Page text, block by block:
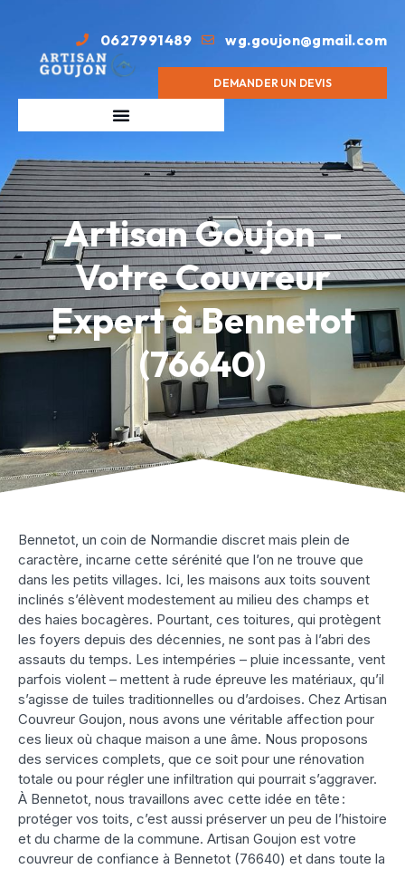
0627991489 wg.goujon@gmail.com
DEMANDER UN DEVIS
Artisan Goujon –
Votre Couvreur
Expert à Bennetot
(76640)
Bennetot, un coin de Normandie discret mais plein de
caractère, incarne cette sérénité que l’on ne trouve que
dans les petits villages. Ici, les maisons aux toits souvent
inclinés s’élèvent modestement au milieu des champs et
des haies bocagères. Pourtant, ces toitures, qui protègent
les foyers depuis des décennies, ne sont pas à l’abri des
assauts du temps. Les intempéries – pluie incessante, vent
parfois violent – mettent à rude épreuve les matériaux, qu’il
s’agisse de tuiles traditionnelles ou d’ardoises. Chez Artisan
Couvreur Goujon, nous avons une véritable affection pour
ces lieux où chaque maison a une âme. Nous proposons
des services complets, que ce soit pour une rénovation
totale ou pour régler une infiltration qui pourrait s’aggraver.
À Bennetot, nous travaillons avec cette idée en tête :
protéger vos toits, c’est aussi préserver un peu de l’histoire
et du charme de la commune. Artisan Goujon est votre
couvreur de confiance à Bennetot (76640) et dans toute la